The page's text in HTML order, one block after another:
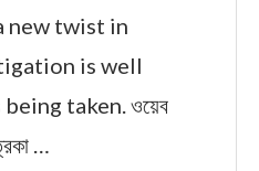
new twist in
is well
taken. ওয়েব
…